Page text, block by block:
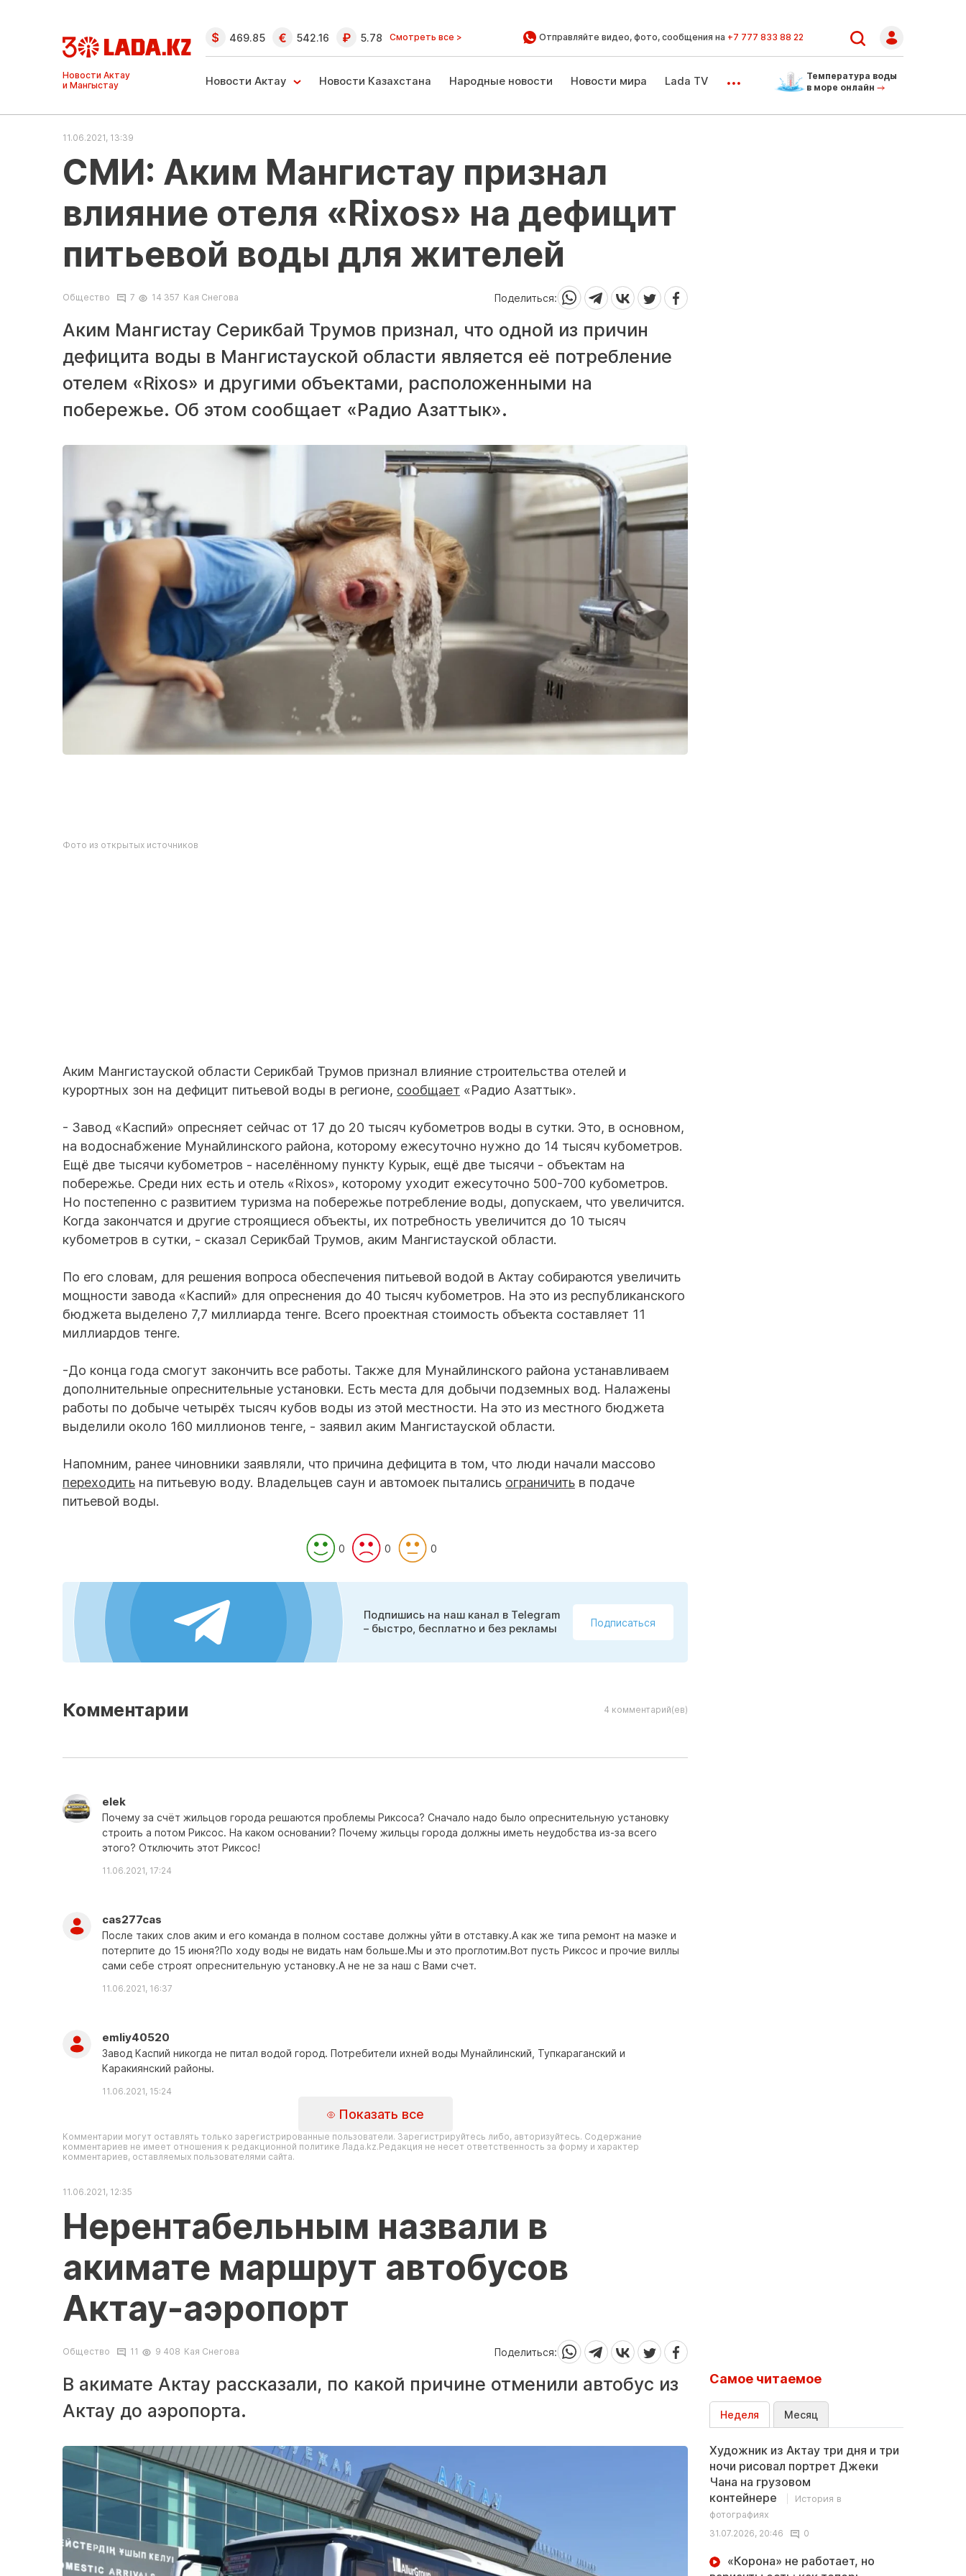
Ақтау және
Манғыстау
жаңалықтары
469.85 542.16 5.78 Смотреть все > Отправляйте видео, фото, сообщения на +7 777 833 88 22
Новости Актау Новости Казахстана Народные новости Новости мира Lada TV ...
Температура воды
в море онлайн
11.06.2021, 13:39
СМИ: Аким Мангистау признал
влияние отеля «Rixos» на дефицит
питьевой воды для жителей
Общество 7 14 357 Кая Снегова Поделиться:
Аким Мангистау Серикбай Трумов признал, что одной из причин
дефицита воды в Мангистауской области является её потребление
отелем «Rixos» и другими объектами, расположенными на
побережье. Об этом сообщает «Радио Азаттык».
Фото из открытых источников
Аким Мангистауской области Серикбай Трумов признал влияние строительства отелей и
курортных зон на дефицит питьевой воды в регионе, сообщает «Радио Азаттык».
- Завод «Каспий» опресняет сейчас от 17 до 20 тысяч кубометров воды в сутки. Это, в основном,
на водоснабжение Мунайлинского района, которому ежесуточно нужно до 14 тысяч кубометров.
Ещё две тысячи кубометров - населённому пункту Курык, ещё две тысячи - объектам на
побережье. Среди них есть и отель «Rixos», которому уходит ежесуточно 500-700 кубометров.
Но постепенно с развитием туризма на побережье потребление воды, допускаем, что увеличится.
Когда закончатся и другие строящиеся объекты, их потребность увеличится до 10 тысяч
кубометров в сутки, - сказал Серикбай Трумов, аким Мангистауской области.
По его словам, для решения вопроса обеспечения питьевой водой в Актау собираются увеличить
мощности завода «Каспий» для опреснения до 40 тысяч кубометров. На это из республиканского
бюджета выделено 7,7 миллиарда тенге. Всего проектная стоимость объекта составляет 11
миллиардов тенге.
-До конца года смогут закончить все работы. Также для Мунайлинского района устанавливаем
дополнительные опреснительные установки. Есть места для добычи подземных вод. Налажены
работы по добыче четырёх тысяч кубов воды из этой местности. На это из местного бюджета
выделили около 160 миллионов тенге, - заявил аким Мангистауской области.
Напомним, ранее чиновники заявляли, что причина дефицита в том, что люди начали массово
переходить на питьевую воду. Владельцев саун и автомоек пытались ограничить в подаче
питьевой воды.
0 0 0
Подпишись на наш канал в Telegram
– быстро, бесплатно и без рекламы
Подписаться
Комментарии 4 комментарий(ев)
elek
Почему за счёт жильцов города решаются проблемы Риксоса? Сначало надо было опреснительную установку
строить а потом Риксос. На каком основании? Почему жильцы города должны иметь неудобства из-за всего
этого? Отключить этот Риксос!
11.06.2021, 17:24
cas277cas
После таких слов аким и его команда в полном составе должны уйти в отставку.А как же типа ремонт на маэке и
потерпите до 15 июня?По ходу воды не видать нам больше.Мы и это проглотим.Вот пусть Риксос и прочие виллы
сами себе строят опреснительную установку.А не не за наш с Вами счет.
11.06.2021, 16:37
emliy40520
Завод Каспий никогда не питал водой город. Потребители ихней воды Мунайлинский, Тупкараганский и
Каракиянский районы.
11.06.2021, 15:24
Показать все
Комментарии могут оставлять только зарегистрированные пользователи. Зарегистрируйтесь либо, авторизуйтесь. Содержание
комментариев не имеет отношения к редакционной политике Лада.kz.Редакция не несет ответственность за форму и характер
комментариев, оставляемых пользователями сайта.
11.06.2021, 12:35
Нерентабельным назвали в
акимате маршрут автобусов
Актау-аэропорт
Общество 11 9 408 Кая Снегова Поделиться:
В акимате Актау рассказали, по какой причине отменили автобус из
Актау до аэропорта.
Самое читаемое
Неделя Месяц
Художник из Актау три дня и три
ночи рисовал портрет Джеки
Чана на грузовом
контейнере
История в
фотографиях
31.07.2026, 20:46
0
«Корона» не работает, но